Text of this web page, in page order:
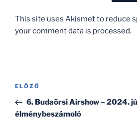
This site uses Akismet to reduce
your comment data is processed.
Bejegyzés
Korábbi
bejegyzés
ELŐZŐ
6. Budaörsi Airshow – 2024.
élménybeszámoló